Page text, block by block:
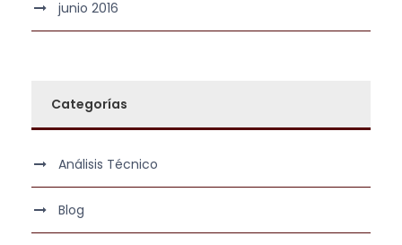
junio 2016
Categorías
Análisis Técnico
Blog